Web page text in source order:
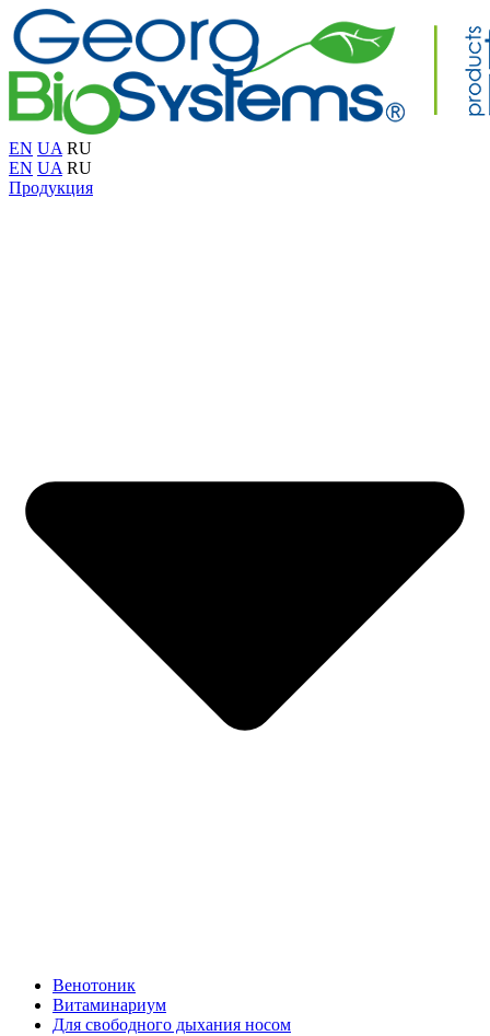
EN UA RU
EN UA RU
Продукция
Венотоник
Витаминариум
Для свободного дыхания носом